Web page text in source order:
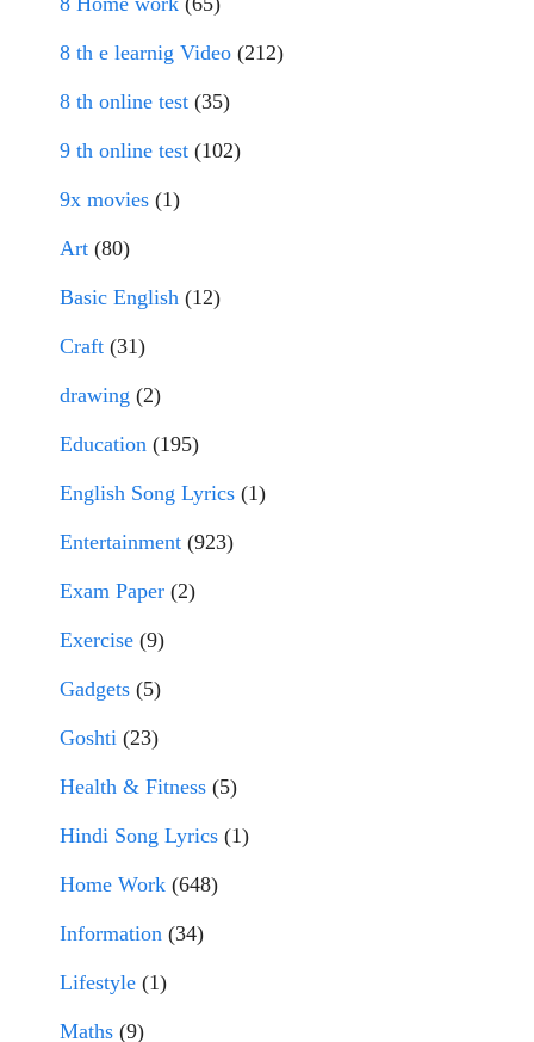
8 th e learnig Video (212)
8 th online test (35)
9 th online test (102)
9x movies (1)
Art (80)
Basic English (12)
Craft (31)
drawing (2)
Education (195)
English Song Lyrics (1)
Entertainment (923)
Exam Paper (2)
Exercise (9)
Gadgets (5)
Goshti (23)
Health & Fitness (5)
Hindi Song Lyrics (1)
Home Work (648)
Information (34)
Lifestyle (1)
Maths (9)